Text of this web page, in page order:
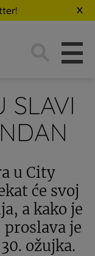
SLAVI
u City
će svoj
a kako je
je
ožujka.